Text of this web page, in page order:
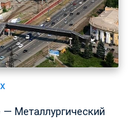
Металлургический